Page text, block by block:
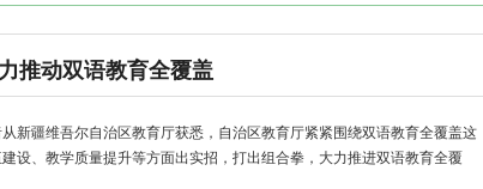
推动双语教育全覆盖
新疆维吾尔自治区教育厅获悉，自治区教育厅紧紧围绕双语教育全覆盖这
设、教学质量提升等方面出实招，打出组合拳，大力推进双语教育全覆